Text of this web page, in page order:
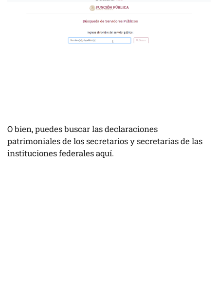
O bien, puedes buscar las declaraciones
patrimoniales de los secretarios y secretarias de las
instituciones federalesaquí.